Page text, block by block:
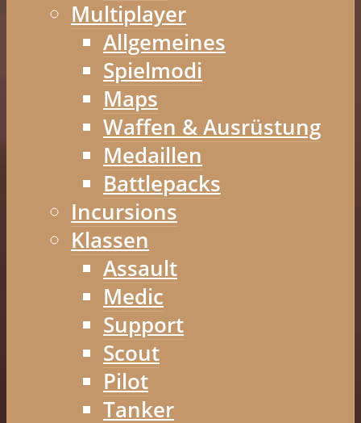
Multiplayer
Allgemeines
Spielmodi
Maps
Waffen & Ausrüstung
Medaillen
Battlepacks
Incursions
Klassen
Assault
Medic
Support
Scout
Pilot
Tanker